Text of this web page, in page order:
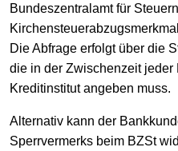
Bundeszentralamt für
Die Abfrage erfolgt über die
die in der Zwischenzeit jeder
Kreditinstitut angeben muss.
Alternativ kann der
Sperrvermerks beim BZSt